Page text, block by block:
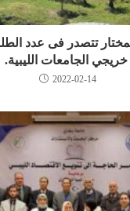
تتصدر فى عدد
خريجي الجامعات الليبية.
2022-02-14